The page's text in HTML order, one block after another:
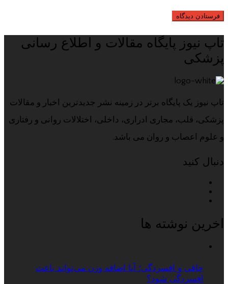
تاپ نیوز پایگاه مقالات و اطلاع رسانی
پزشکی
تاپ نیوز یک پایگاه برتر در زمینه نشر جدیدترین اخبار و مقالات
پزشکی، قلب، مجاری ادراری، داخلی، اختلالات روانی و رفتاری
و علوم اعصاب و روان می باشد.
دنبال کنید
اخرین نوشته ها
چاقی و افسردگی؛ آیا اضافه وزن می‌تواند باعث
افسردگی شود؟